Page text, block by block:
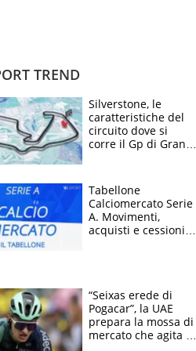
TREND
Silverstone, le
caratteristiche del
circuito dove si
corre il Gp di Gran
Tabellone
Calciomercato Serie
A. Movimenti,
acquisti e cessioni:
“Seixas erede di
Pogacar”, la UAE
prepara la mossa di
mercato che agita la